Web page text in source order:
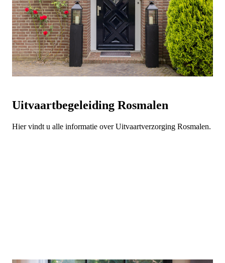
Uitvaartbegeleiding Rosmalen
Hier vindt u alle informatie over Uitvaartverzorging Rosmalen.